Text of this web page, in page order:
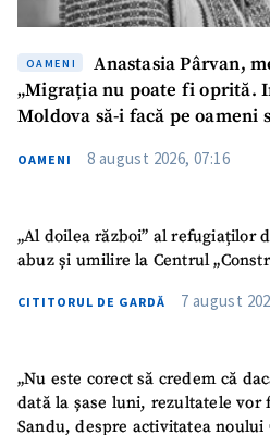
OAMENI
Anastasia Pârvan,
„Migrația nu poate fi oprită.
Moldova să-i facă pe oameni
OAMENI 8 august 2026, 07:16
„Al doilea război” al refugiaților
abuz și umilire la Centrul
CITITORUL DE GARDĂ 7 august
„Nu este corect să credem că
dată la șase luni, rezultatele vor
Sandu, despre activitatea noului